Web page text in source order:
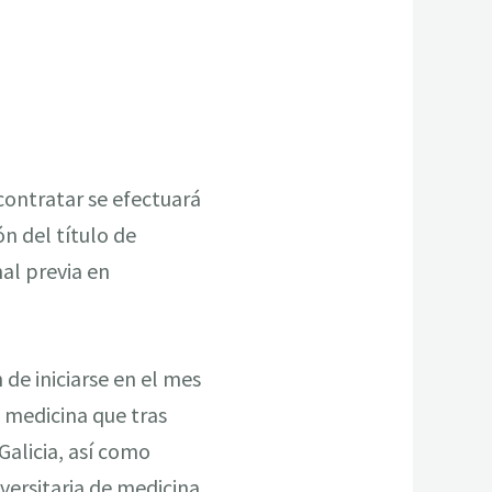
se efectuará
del título de
previa en
iniciarse en el mes
que tras
así como